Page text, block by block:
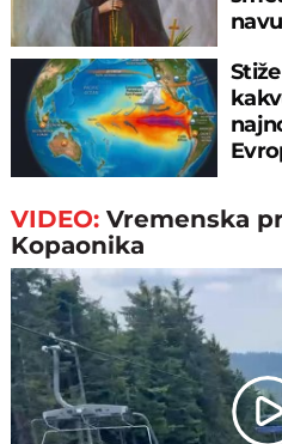
VIDEO:Vremenska
Kopaonika